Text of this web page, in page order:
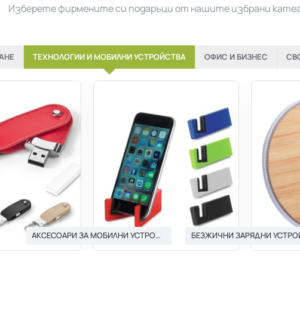
Изберете фирмените си подаръци от нашите избрани
ТЕХНОЛОГИИ И МОБИЛНИ УСТРОЙСТВА ОФИС И БИЗНЕС
АКСЕСОАРИ ЗА МОБИЛНИ УСТРОЙСТВА И ТАБЛЕТИ БЕЗЖИЧНИ ЗАРЯДНИ